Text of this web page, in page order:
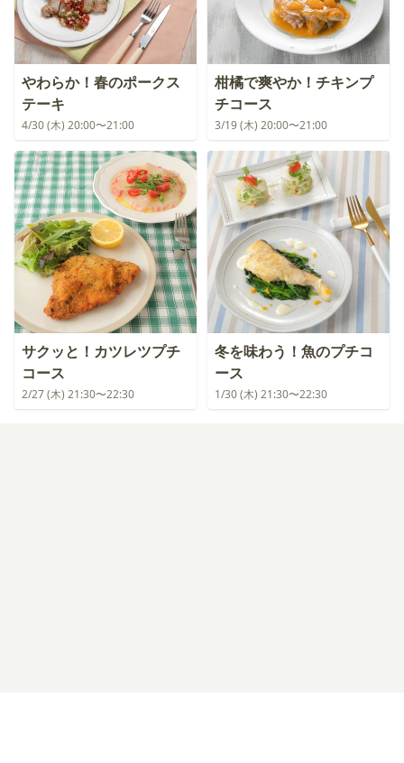
やわらか！春のポークス
テーキ
4/30 (木) 20:00〜21:00
柑橘で爽やか！チキンプ
チコース
3/19 (木) 20:00〜21:00
サクッと！カツレツプチ
コース
2/27 (木) 21:30〜22:30
冬を味わう！魚のプチコ
ース
1/30 (木) 21:30〜22:30